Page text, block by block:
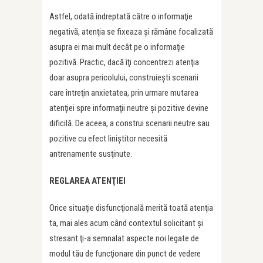
Astfel, odată îndreptată către o informaţie
negativă, atenţia se fixeaza şi rămâne focalizată
asupra ei mai mult decât pe o informaţie
pozitivă. Practic, dacă îţi concentrezi atenţia
doar asupra pericolului, construieşti scenarii
care întreţin anxietatea, prin urmare mutarea
atenţiei spre informaţii neutre şi pozitive devine
dificilă. De aceea, a construi scenarii neutre sau
pozitive cu efect liniştitor necesită
antrenamente susţinute.
REGLAREA ATENŢIEI
Orice situaţie disfuncţională merită toată atenţia
ta, mai ales acum când contextul solicitant şi
stresant ţi-a semnalat aspecte noi legate de
modul tău de funcţionare din punct de vedere